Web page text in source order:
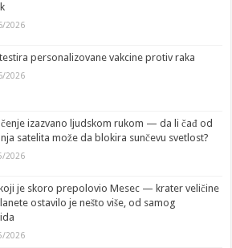
2026
personalizovane vakcine protiv raka
2026
izazvano ljudskom rukom — da li čađ od
satelita može da blokira sunčevu svetlost?
2026
je skoro prepolovio Mesec — krater veličine
ostavilo je nešto više, od samog
2026